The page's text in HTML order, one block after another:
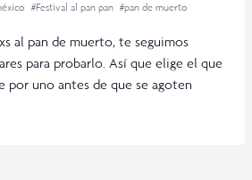
#Festival al pan pan #pan de muerto
al pan de muerto, te seguimos
para probarlo. Así que elige el que
por uno antes de que se agoten